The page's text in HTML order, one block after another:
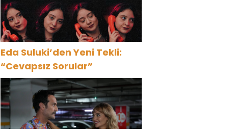
Eda Suluki’den Yeni Tekli:
“Cevapsız Sorular”